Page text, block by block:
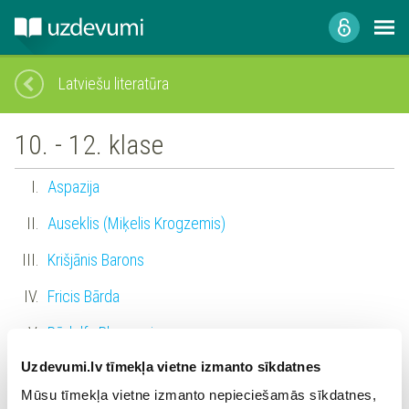
Uzdevumi.lv tīmekļa vietne izmanto sīkdatnes
Mūsu tīmekļa vietne izmanto nepieciešamās sīkdatnes,
Latviešu literatūra
10. - 12. klase
Aspazija
Auseklis (Miķelis Krogzemis)
Krišjānis Barons
Fricis Bārda
Rūdolfs Blaumanis
Aleksandrs Čaks